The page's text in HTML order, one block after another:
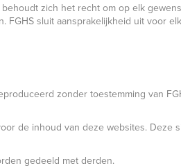
zich het recht om op elk
sluit aansprakelijkheid uit voor
zonder toestemming van
de inhoud van deze websites. Deze
gedeeld met derden.